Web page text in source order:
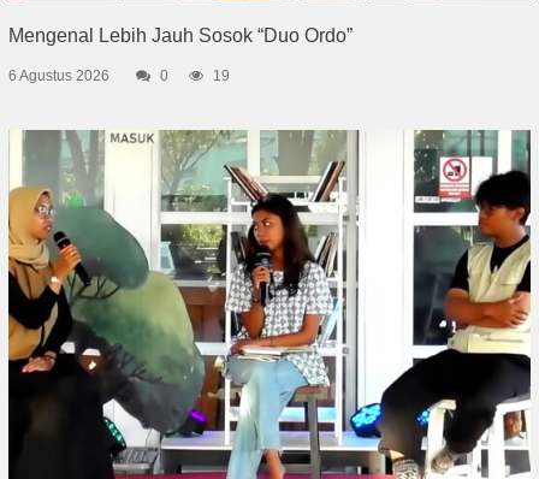
Mengenal Lebih Jauh Sosok “Duo Ordo”
6 Agustus 2026 0 19